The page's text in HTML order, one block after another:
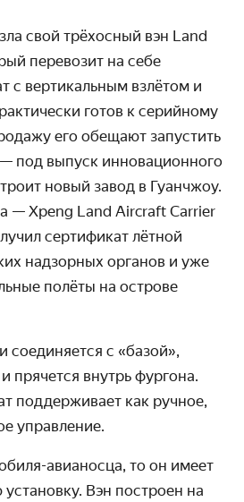
свой трёхосный вэн Land
перевозит на себе
с вертикальным взлётом и
готов к серийному
его обещают запустить
под выпуск инновационного
новый завод в Гуанчжоу.
— Xpeng Land Aircraft Carrier
сертификат лётной
надзорных органов и уже
полёты на острове
соединяется с «базой»,
прячется внутрь фургона.
поддерживает как ручное,
управление.
авианосца, то он имеет
Вэн построен на